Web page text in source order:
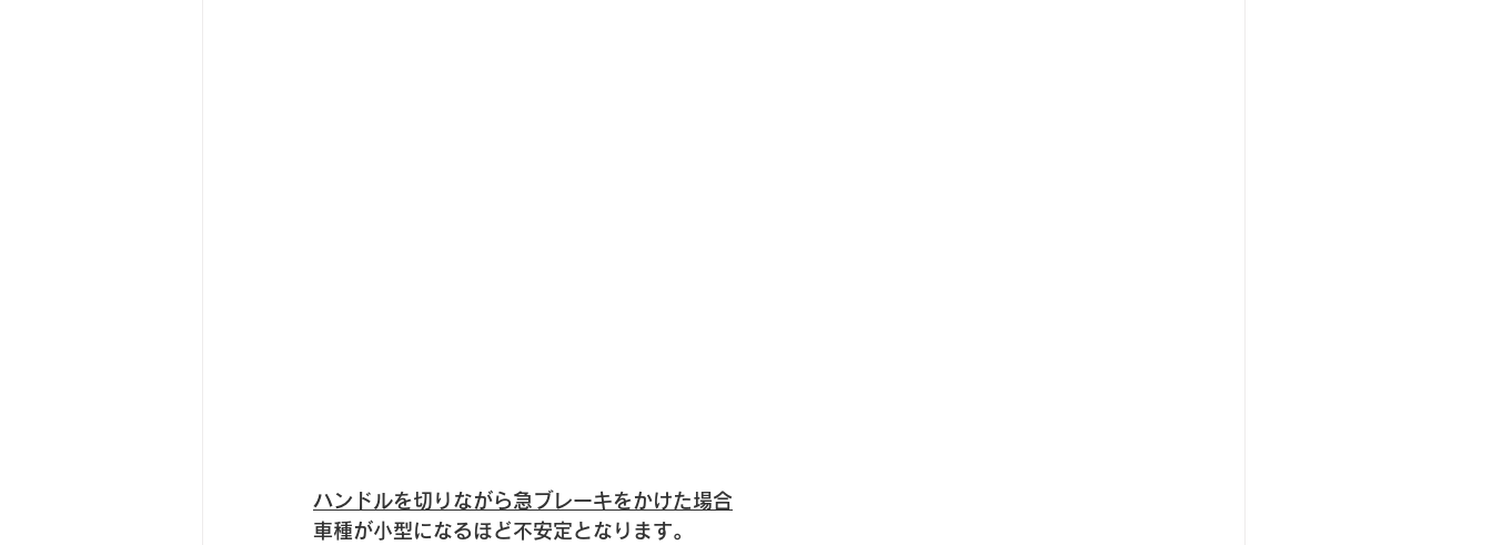
ハンドルを切りながら急ブレーキをかけた場合
車種が小型になるほど不安定となります。